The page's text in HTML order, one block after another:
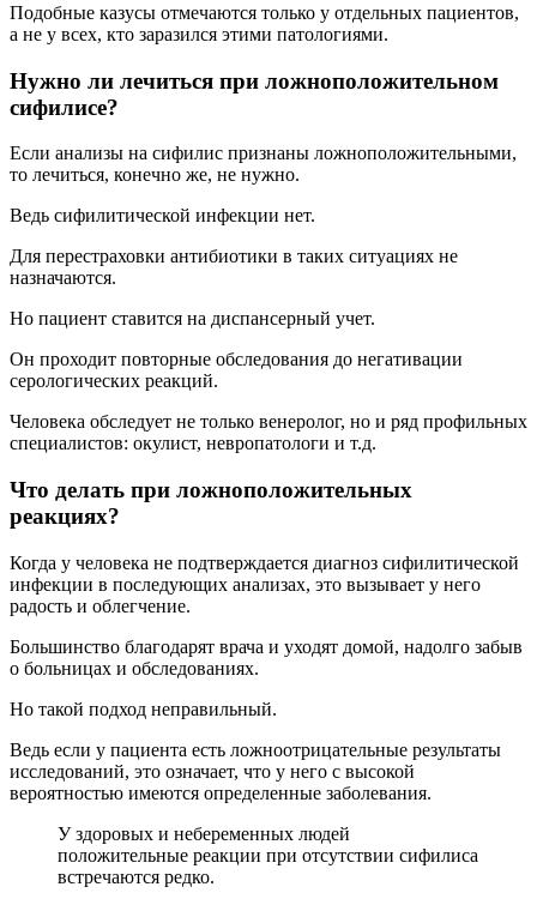
Подобные казусы отмечаются только у отдельных пациентов,
а не у всех, кто заразился этими патологиями.
Нужно ли лечиться при ложноположительном
сифилисе?
Если анализы на сифилис признаны ложноположительными,
то лечиться, конечно же, не нужно.
Ведь сифилитической инфекции нет.
Для перестраховки антибиотики в таких ситуациях не
назначаются.
Но пациент ставится на диспансерный учет.
Он проходит повторные обследования до негативации
серологических реакций.
Человека обследует не только венеролог, но и ряд профильных
специалистов: окулист, невропатологи и т.д.
Что делать при ложноположительных
реакциях?
Когда у человека не подтверждается диагноз сифилитической
инфекции в последующих анализах, это вызывает у него
радость и облегчение.
Большинство благодарят врача и уходят домой, надолго забыв
о больницах и обследованиях.
Но такой подход неправильный.
Ведь если у пациента есть ложноотрицательные результаты
исследований, это означает, что у него с высокой
вероятностью имеются определенные заболевания.
У здоровых и небеременных людей
положительные реакции при отсутствии сифилиса
встречаются редко.